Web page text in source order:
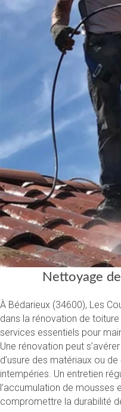
Nettoyage
À Bédarieux (34600), Les
dans la rénovation de
services essentiels pour
Une rénovation peut
d’usure des matériaux ou
intempéries. Un entretien
l’accumulation de mousses
compromettre la durabilité